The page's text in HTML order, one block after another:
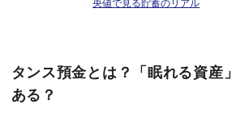
央値で見る貯蓄のリアル
タンス預金とは？「眠れる資産
ある？